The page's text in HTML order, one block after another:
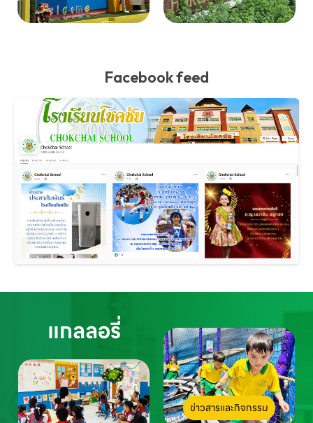
Facebook feed
แกลลอรี่
ข่าวสารและกิจกรรม